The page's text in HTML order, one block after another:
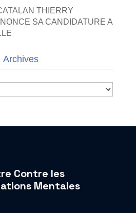
THIERRY
SA CANDIDATURE A
Archives
Contre les
Mentales